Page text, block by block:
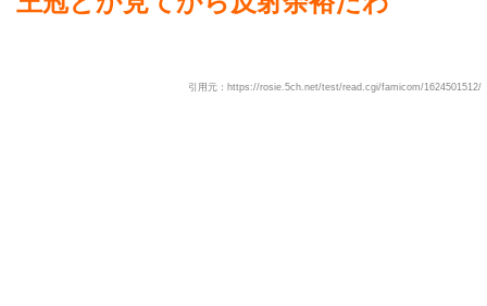
引用元：https://rosie.5ch.net/test/read.cgi/famicom/1624501512/